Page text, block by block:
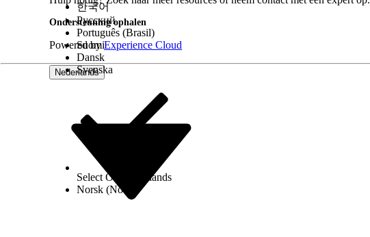
Ondersteuning ophalen
Powered byExperience Cloud
Nederlands
한국어
Русский
Português (Brasil)
Suomi
Dansk
Svenska
Select Org
Nederlands
Norsk (Noors)